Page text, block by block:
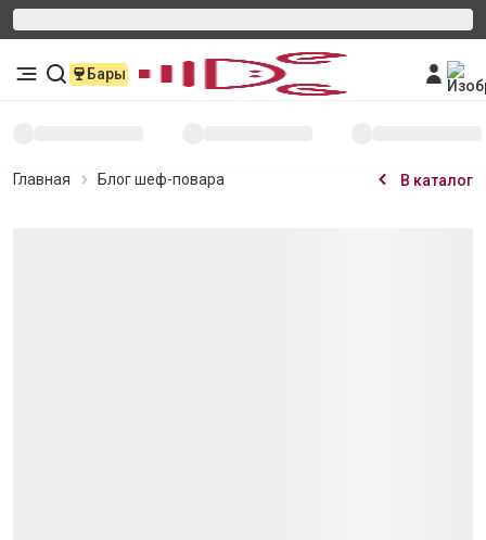
Бары
Главная Блог шеф-повара В каталог